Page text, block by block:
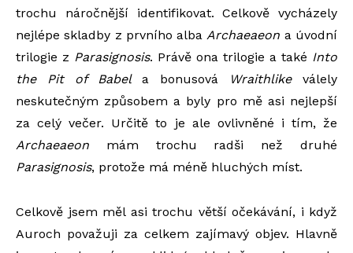
trochu náročnější identifikovat. Celkově vycházely
nejlépe skladby z prvního albaArchaeaeon a úvodní
trilogie z Parasignosis. Právě ona trilogie a také Into
the Pit of Babela bonusová Wraithlikeválely
neskutečným způsobem a byly pro mě asi nejlepší
za celý večer. Určitě to je ale ovlivněné i tím, že
Archaeaeon mám trochu radši než druhé
Parasignosis, protože má méně hluchých míst.
Celkově jsem měl asi trochu větší očekávání, i když
Auroch považuji za celkem zajímavý objev. Hlavně